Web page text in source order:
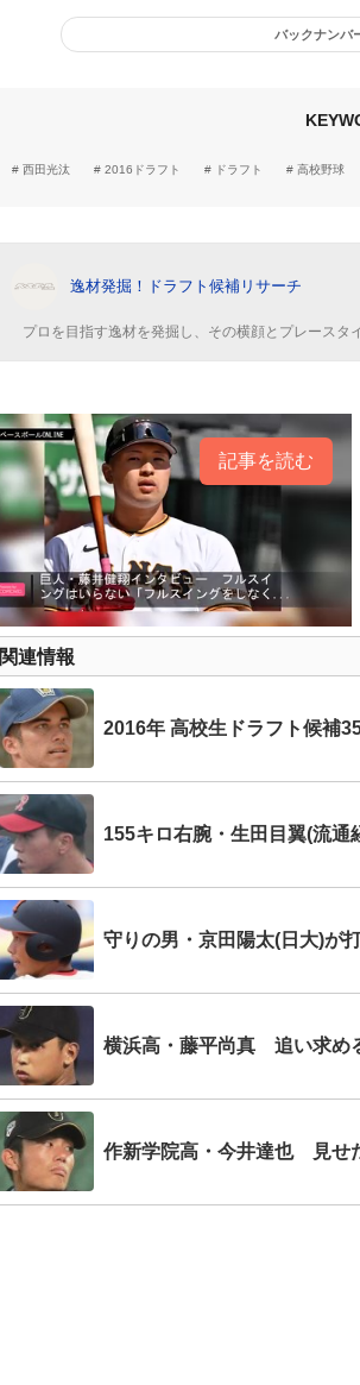
バックナンバ
西田光汰 2016ドラフト ドラフト 高校野球
逸材発掘！ドラフト候補リサーチ
プロを目指す逸材を発掘し、その横顔とプレースタ
記事を読む
関連情報
2016年 高校生ドラフト候補
155キロ右腕・生田目翼(流通
守りの男・京田陽太(日大)が
横浜高・藤平尚真 追い求め
作新学院高・今井達也 見せ